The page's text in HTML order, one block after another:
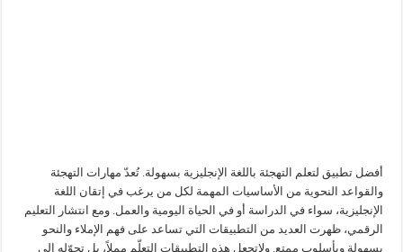
أفضل تطبيق لتعلم التهجئة باللغة الإنجليزية بسهولة. تُعدّ مهارات التهجئة
والقواعد النحوية من الأساسيات المهمة لكل من يرغب في إتقان اللغة
الإنجليزية، سواء في الدراسة أو في الحياة اليومية والعمل. ومع انتشار التعليم
الرقمي، ظهرت العديد من التطبيقات التي تساعد على فهم الإملاء والنحو
بسهولة وبأسلوب ممتع. ولاتجعل هذه التطبيقات التعلّم مملاً، بل تحوّله إلى